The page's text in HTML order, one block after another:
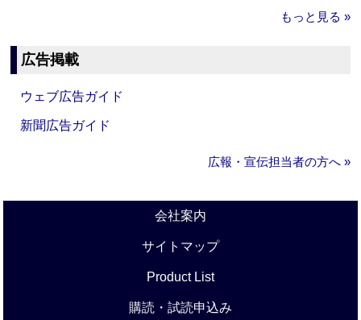
もっと見る »
広告掲載
ウェブ広告ガイド
新聞広告ガイド
広報・宣伝担当者の方へ »
会社案内
サイトマップ
Product List
購読・試読申込み